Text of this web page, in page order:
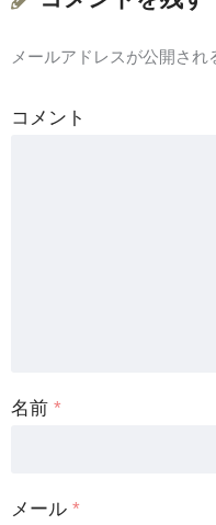
メールアドレスが公開され
コメント
名前 *
メール *